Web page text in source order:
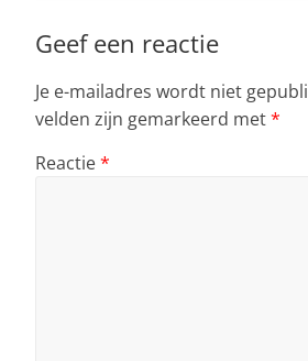
Geef een reactie
Je e-mailadres wordt niet
velden zijn gemarkeerd met*
Reactie*